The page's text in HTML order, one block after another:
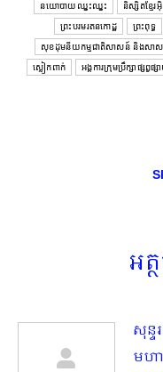
នយោបាយឈ្នះឈ្នះ និស្សិតខ្មែរអ៊ិ
ព្រះបរមរតនកោដ្ឋ ព្រះពុទ្ធ
សុខដុមនីយកម្មជាតិសាសន៍ និងសាស
ស្លៀកពាក់ អង្គការក្រុមប្រឹក្សាផ្សព្
អ
សុន្ទ
មហ